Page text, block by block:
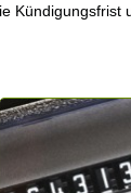
Kündigungsfrist